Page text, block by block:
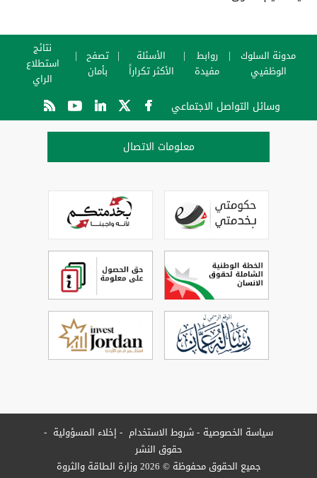
مدونة السلوك
الوظفيي
روابط
مفيدة
الأسئلة
الأكثر تكراراً
تصفح
بأمان
نتائج
استطلاع
الراي
وسائل التواصل الاجتماعي
معلومات الاتصال
سياسة الخصوصية شروط الاستخدام
إخلاء المسؤولية
حقوق النشر
جميع الحقوق محفوظة © 2026 وزارة الطاقة والثروة